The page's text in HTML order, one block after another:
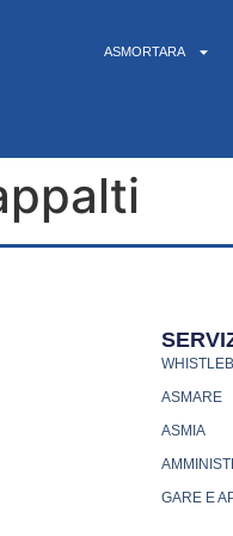
ASMORTARA
ASMARE
ASMIA
GARE E